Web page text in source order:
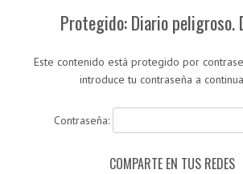
Protegido: Diario peligroso.
Este contenido está protegido por
introduce tu contraseña a
Contraseña:
COMPARTE EN TUS REDES